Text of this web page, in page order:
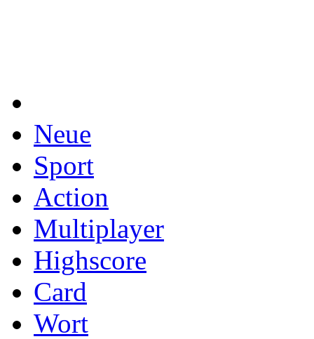
Neue
Sport
Action
Multiplayer
Highscore
Card
Wort